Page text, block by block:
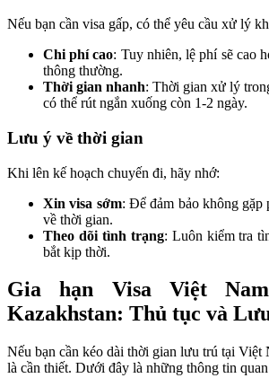
Nếu bạn cần visa gấp, có thể yêu cầu xử lý
Chi phí cao: Tuy nhiên, lệ phí sẽ cao
thông thường.
Thời gian nhanh: Thời gian xử lý
có thể rút ngắn xuống còn 1-2 ngày.
Lưu ý về thời gian
Khi lên kế hoạch chuyến đi, hãy nhớ:
Xin visa sớm: Để đảm bảo không gặp
về thời gian.
Theo dõi tình trạng: Luôn kiểm tra
bắt kịp thời.
Gia hạn Visa Việt
Kazakhstan: Thủ tục và
Nếu bạn cần kéo dài thời gian lưu trú tại Việt
là cần thiết. Dưới đây là những thông tin